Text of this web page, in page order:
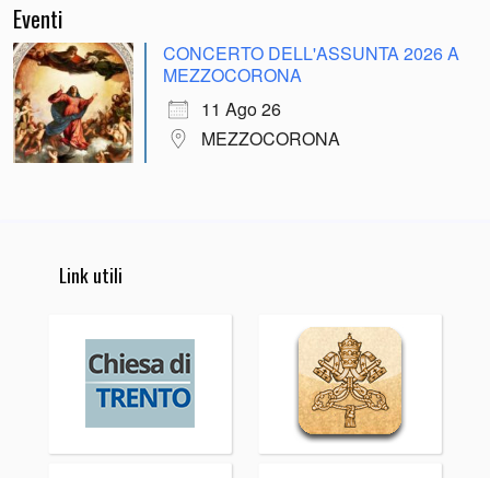
Eventi
CONCERTO DELL'ASSUNTA 2026 A
MEZZOCORONA
11 Ago 26
MEZZOCORONA
Link utili